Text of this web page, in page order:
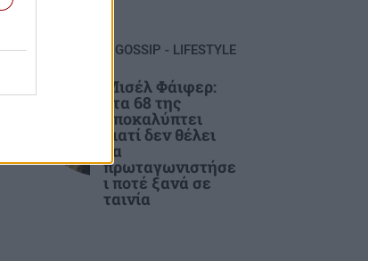
GOSSIP - LIFESTYLE
Μισέλ Φάιφερ:
Στα 68 της
αποκαλύπτει
γιατί δεν θέλει
να
πρωταγωνιστήσε
ι ποτέ ξανά σε
ταινία